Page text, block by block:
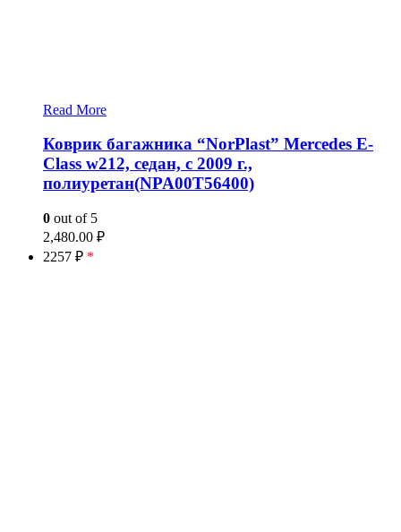
Read More
Коврик багажника “NorPlast” Mercedes E-
Class w212, седан, с 2009 г.,
полиуретан(NPA00T56400)
0 out of 5
2,480.00 ₽
2257 ₽ *